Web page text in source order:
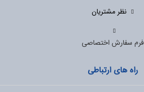
نظر مشتریان
فرم سفارش اختصاصی
راه های ارتباطی